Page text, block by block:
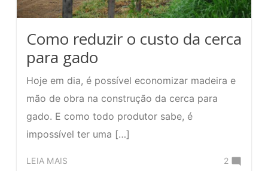
Como reduzir o custo da cerca
para gado
Hoje em dia, é possível economizar madeira e
mão de obra na construção da cerca para
gado. E como todo produtor sabe, é
impossível ter uma […]
LEIA MAIS
Comente
2